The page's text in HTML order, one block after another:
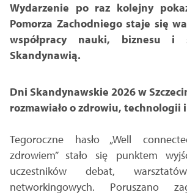
Wydarzenie po raz kolejny
Pomorza Zachodniego staje się
współpracy nauki, biznesu i
Skandynawią.
Dni Skandynawskie 2026 w
rozmawiało o zdrowiu, technologii i
Tegoroczne hasło „Well
zdrowiem” stało się punktem
uczestników debat,
networkingowych. Poruszano